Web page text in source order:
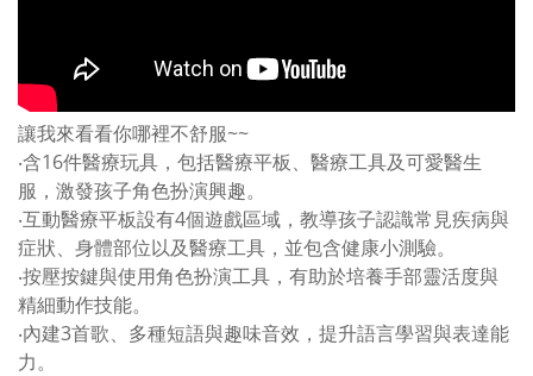
讓我來看看你哪裡不舒服~~
‧含16件醫療玩具，包括醫療平板、醫療工具及可愛醫生
服，激發孩子角色扮演興趣。
‧互動醫療平板設有4個遊戲區域，教導孩子認識常見疾病與
症狀、身體部位以及醫療工具，並包含健康小測驗。
‧按壓按鍵與使用角色扮演工具，有助於培養手部靈活度與
精細動作技能。
‧內建3首歌、多種短語與趣味音效，提升語言學習與表達能
力。